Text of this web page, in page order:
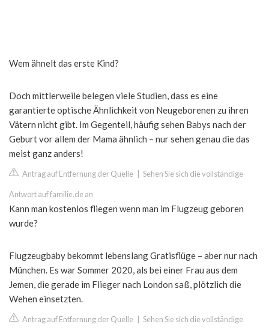
Wem ähnelt das erste Kind?
Doch mittlerweile belegen viele Studien, dass es eine
garantierte optische Ähnlichkeit von Neugeborenen zu ihren
Vätern nicht gibt. Im Gegenteil, häufig sehen Babys nach der
Geburt vor allem der Mama ähnlich – nur sehen genau die das
meist ganz anders!
Antrag auf Entfernung der Quelle Sehen Sie sich die vollständige
Antwort auf familie.de an
Kann man kostenlos fliegen wenn man im Flugzeug geboren
wurde?
Flugzeugbaby bekommt lebenslang Gratisflüge – aber nur nach
München. Es war Sommer 2020, als bei einer Frau aus dem
Jemen, die gerade im Flieger nach London saß, plötzlich die
Wehen einsetzten.
Antrag auf Entfernung der Quelle Sehen Sie sich die vollständige